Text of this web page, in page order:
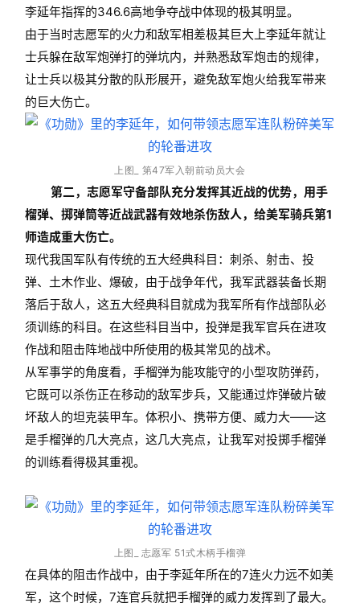
李延年指挥的346.6高地争夺战中体现的极其明显。
由于当时志愿军的火力和敌军相差极其巨大上李延年就让
士兵躲在敌军炮弹打的弹坑内，并熟悉敌军炮击的规律，
让士兵以极其分散的队形展开，避免敌军炮火给我军带来
的巨大伤亡。
上图_ 第47军入朝前动员大会
第二，志愿军守备部队充分发挥其近战的优势，用手
榴弹、掷弹筒等近战武器有效地杀伤敌人，给美军骑兵第1
师造成重大伤亡。
现代我国军队有传统的五大经典科目：刺杀、射击、投
弹、土木作业、爆破，由于战争年代，我军武器装备长期
落后于敌人，这五大经典科目就成为我军所有作战部队必
须训练的科目。在这些科目当中，投弹是我军官兵在进攻
作战和阻击阵地战中所使用的极其常见的战术。
从军事学的角度看，手榴弹为能攻能守的小型攻防弹药，
它既可以杀伤正在移动的敌军步兵，又能通过炸弹破片破
坏敌人的坦克装甲车。体积小、携带方便、威力大——这
是手榴弹的几大亮点，这几大亮点，让我军对投掷手榴弹
的训练看得极其重视。
上图_ 志愿军 51式木柄手榴弹
在具体的阻击作战中，由于李延年所在的7连火力远不如美
军，这个时候，7连官兵就把手榴弹的威力发挥到了最大。